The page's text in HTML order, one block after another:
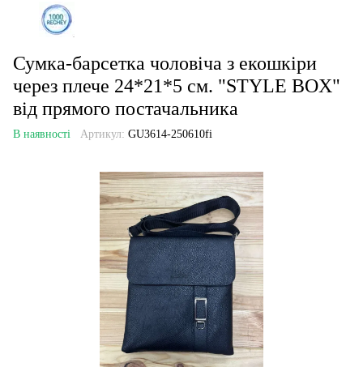
Сумка-барсетка чоловіча з екошкіри
через плече 24*21*5 см. "STYLE BOX"
від прямого постачальника
В наявності Артикул: GU3614-250610fi